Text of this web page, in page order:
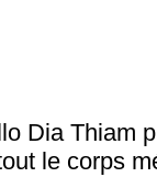
Dia Thiam
le corps